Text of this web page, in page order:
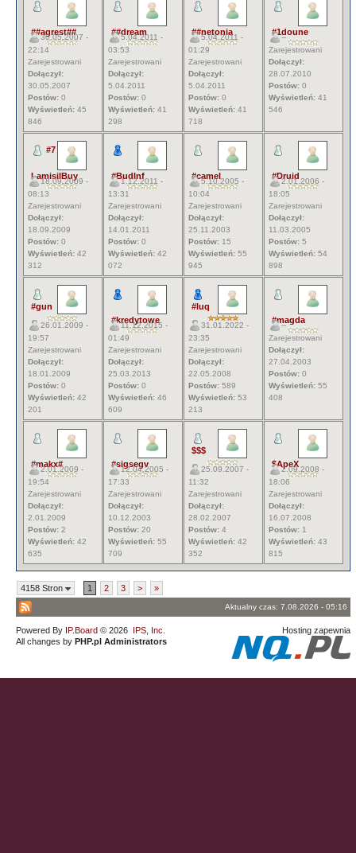
##agrest##
30.05.2007 -
22:14
Zarejestrowani
Dołączył:
30.05.2007
Postów: 0
Wyświetleń: 45
846
##dream
5.04.2011 -
03:53
Zarejestrowani
Dołączył:
5.04.2011
Postów: 0
Wyświetleń: 41
298
##netonia
5.04.2011 -
01:29
Zarejestrowani
Dołączył:
5.04.2011
Postów: 0
Wyświetleń: 41
718
#1doune
--
Zarejestrowani
Dołączył:
28.07.2010
Postów: 0
Wyświetleń: 41
546
#7
LamisilBuy
18.09.2009 -
08:13
Zarejestrowani
Dołączył:
18.09.2009
Postów: 0
Wyświetleń: 42
312
#BudInf
1.12.2011 -
13:31
Zarejestrowani
Dołączył:
14.01.2011
Postów: 0
Wyświetleń: 42
072
#camel
5.10.2005 -
10:04
Zarejestrowani
Dołączył:
25.11.2003
Postów: 15
Wyświetleń: 55
945
#Druid
2.01.2006 -
18:05
Zarejestrowani
Dołączył:
11.03.2005
Postów: 5
Wyświetleń: 54
898
#gun
26.01.2009 -
19:57
Zarejestrowani
Dołączył:
18.01.2009
Postów: 0
Wyświetleń: 42
201
#kredytowe
11.12.2015 -
01:49
Zarejestrowani
Dołączył:
25.03.2013
Postów: 0
Wyświetleń: 46
609
#luq
31.01.2022 -
23:35
Zarejestrowani
Dołączył:
22.05.2008
Postów: 589
Wyświetleń: 53
213
#magda
--
Zarejestrowani
Dołączył:
27.04.2003
Postów: 0
Wyświetleń: 55
408
#makx#
2.01.2009 -
19:54
Zarejestrowani
Dołączył:
2.01.2009
Postów: 2
Wyświetleń: 42
635
#sigsegv
12.04.2005 -
17:33
Zarejestrowani
Dołączył:
10.12.2003
Postów: 20
Wyświetleń: 55
709
$$$
25.09.2007 -
11:32
Zarejestrowani
Dołączył:
28.02.2007
Postów: 4
Wyświetleń: 42
352
$ApeX
2.09.2008 -
18:06
Zarejestrowani
Dołączył:
16.07.2008
Postów: 1
Wyświetleń: 43
815
4158 Stron 1 2 3 > »
Aktualny czas: 7.08.2026 - 05:16
Powered By IP.Board © 2026 IPS, Inc
All changes by PHP.pl Administrators
Hosting zapewnia